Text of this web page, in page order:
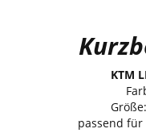
KTM
passend für